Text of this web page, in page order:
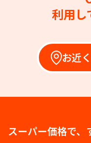
利用し
お近
スーパー価格で、